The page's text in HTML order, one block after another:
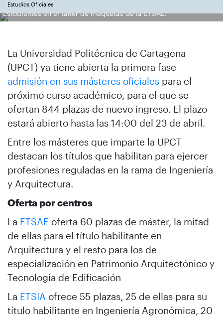
Estudios Oficiales
Estudiantes en el taller de maquetas de la ETSAE.
La Universidad Politécnica de Cartagena
(UPCT) ya tiene abierta la primera fase
admisión en sus másteres oficiales para el
próximo curso académico, para el que se
ofertan 844 plazas de nuevo ingreso. El plazo
estará abierto hasta las 14:00 del 23 de abril.
Entre los másteres que imparte la UPCT
destacan los títulos que habilitan para ejercer
profesiones reguladas en la rama de Ingeniería
y Arquitectura.
Oferta por centros
La ETSAE oferta 60 plazas de máster, la mitad
de ellas para el título habilitante en
Arquitectura y el resto para los de
especialización en Patrimonio Arquitectónico y
Tecnología de Edificación
La ETSIA ofrece 55 plazas, 25 de ellas para su
título habilitante en Ingeniería Agronómica, 20